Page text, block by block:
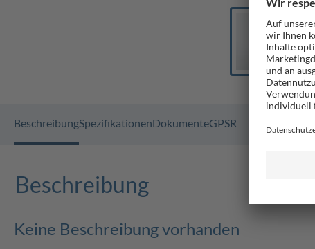
BeschreibungSpezifikationenDokumenteGPSR
Beschreibung
Keine Beschreibung vorhanden